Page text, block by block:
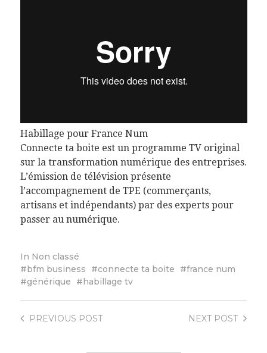
Habillage pour France Num
Connecte ta boite est un programme TV original
sur la transformation numérique des entreprises.
L’émission de télévision présente
l’accompagnement de TPE (commerçants,
artisans et indépendants) par des experts pour
passer au numérique.
In Non classé
bfm business
connecte ta boite
france num
générique
habillage tv
NEXTPOST
PREVIOUS POST